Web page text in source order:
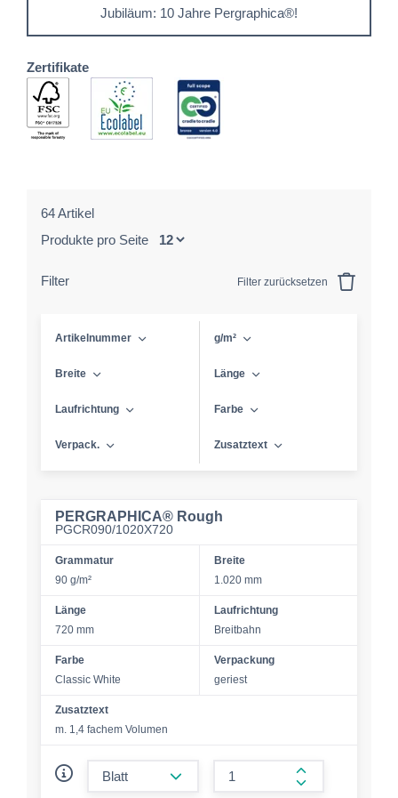
Jubiläum: 10 Jahre Pergraphica®!
Zertifikate
64 Artikel
Produkte pro Seite
Filter Filter zurücksetzen
Artikelnummer g/m²
Breite Länge
Laufrichtung Farbe
Verpack. Zusatztext
PERGRAPHICA® Rough
PGCR090/1020X720
Grammatur
90 g/m²
Breite
1.020 mm
Länge
720 mm
Laufrichtung
Breitbahn
Farbe
Classic White
Verpackung
geriest
Zusatztext
m. 1,4 fachem Volumen
form.increase-